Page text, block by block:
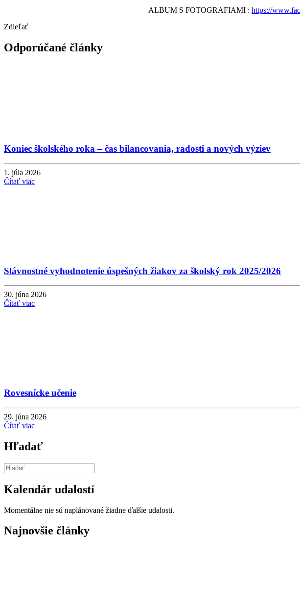
ALBUM S FOTOGRAFIAMI : https://
Zdieľať
Odporúčané články
Koniec školského roka – čas bilancovania, radosti a nových výziev
1. júla 2026
Čítať viac
Slávnostné vyhodnotenie úspešných žiakov za školský rok 2025/2026
30. júna 2026
Čítať viac
Rovesnícke učenie
29. júna 2026
Čítať viac
Hľadať
Kalendár udalostí
Momentálne nie sú naplánované žiadne ďalšie udalosti.
Najnovšie články